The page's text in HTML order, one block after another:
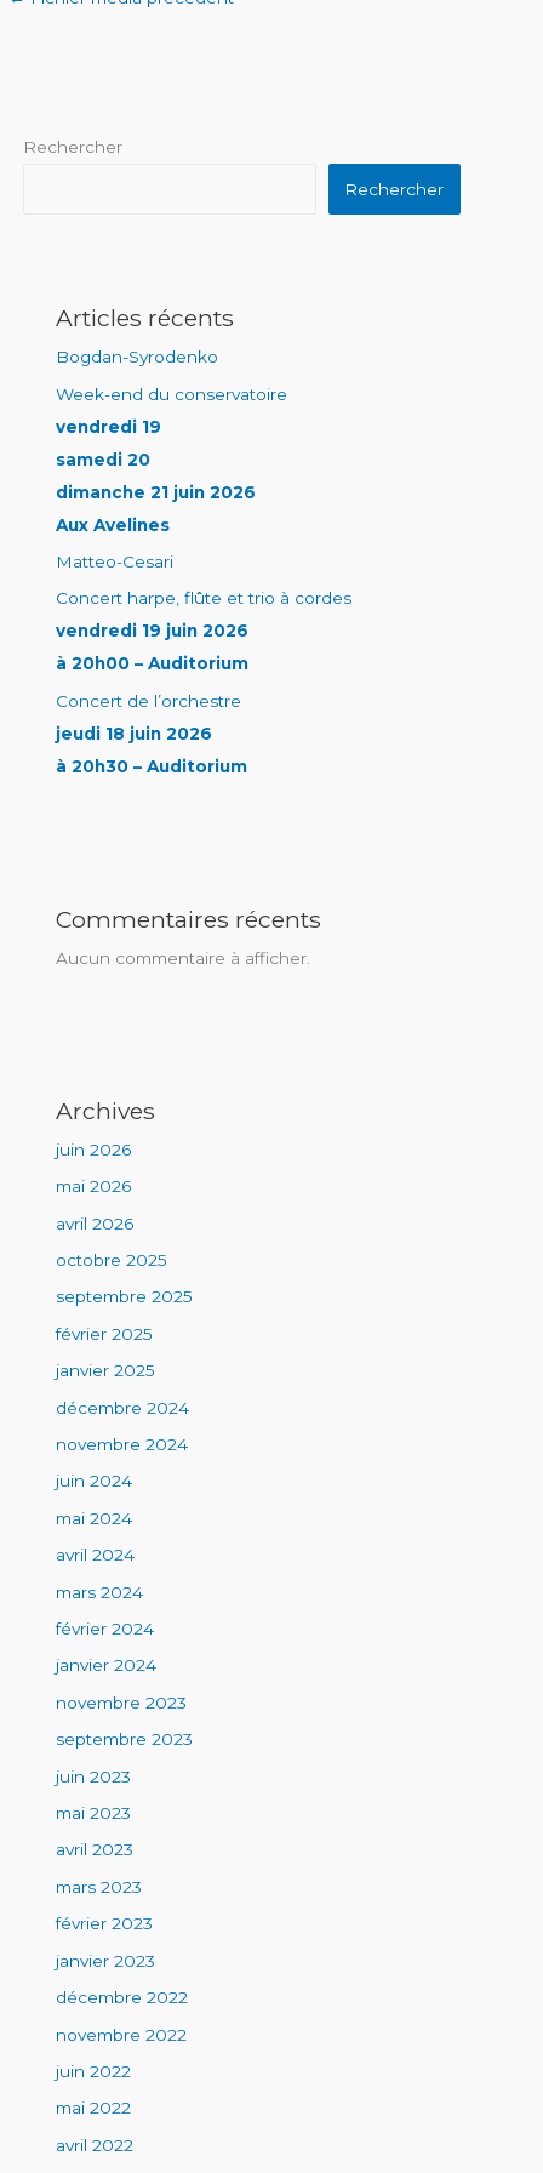
Rechercher
Rechercher
Articles récents
Bogdan-Syrodenko
Week-end du conservatoire
vendredi 19
samedi 20
dimanche 21 juin 2026
Aux Avelines
Matteo-Cesari
Concert harpe, flûte et trio à cordes
vendredi 19 juin 2026
à 20h00 – Auditorium
Concert de l’orchestre
jeudi 18 juin 2026
à 20h30 – Auditorium
Commentaires récents
Aucun commentaire à afficher.
Archives
juin 2026
mai 2026
avril 2026
octobre 2025
septembre 2025
février 2025
janvier 2025
décembre 2024
novembre 2024
juin 2024
mai 2024
avril 2024
mars 2024
février 2024
janvier 2024
novembre 2023
septembre 2023
juin 2023
mai 2023
avril 2023
mars 2023
février 2023
janvier 2023
décembre 2022
novembre 2022
juin 2022
mai 2022
avril 2022